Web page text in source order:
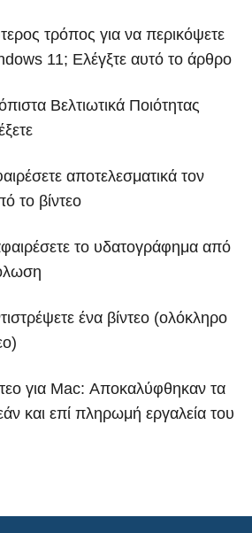
τρόπος για να περικόψετε
11; Ελέγξτε αυτό το άρθρο
Βελτιωτικά Ποιότητας
αποτελεσματικά τον
το βίντεο
το υδατογράφημα από
ένα βίντεο (ολόκληρο
για Mac: Αποκαλύφθηκαν τα
και επί πληρωμή εργαλεία του